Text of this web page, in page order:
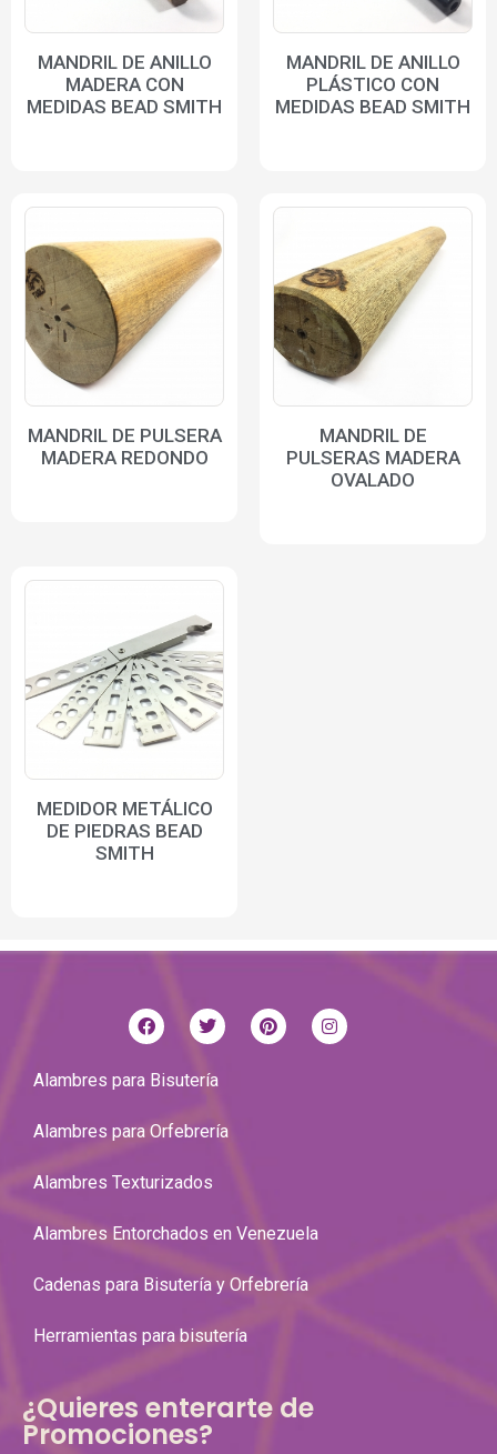
MANDRIL DE ANILLO
MADERA CON
MEDIDAS BEAD SMITH
MANDRIL DE ANILLO
PLÁSTICO CON
MEDIDAS BEAD SMITH
MANDRIL DE PULSERA
MADERA REDONDO
MANDRIL DE
PULSERAS MADERA
OVALADO
MEDIDOR METÁLICO
DE PIEDRAS BEAD
SMITH
Alambres para Bisutería
Alambres para Orfebrería
Alambres Texturizados
Alambres Entorchados en Venezuela
Cadenas para Bisutería y Orfebrería
Herramientas para bisutería
¿Quieres enterarte de
Promociones?